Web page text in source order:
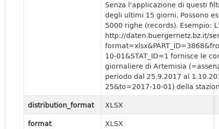
Senza l'applicazione di questi
degli ultimi 15 giorni. Possono
5000 righe (records). Esempio:
http://daten.buergernetz.bz.it/
10-01&STAT_ID=1 fornisce le
giornaliere di Artemisia
periodo dal 25.9.2017 al
25&to=2017-10-01) della
distribution_format
XLSX
format
XLSX